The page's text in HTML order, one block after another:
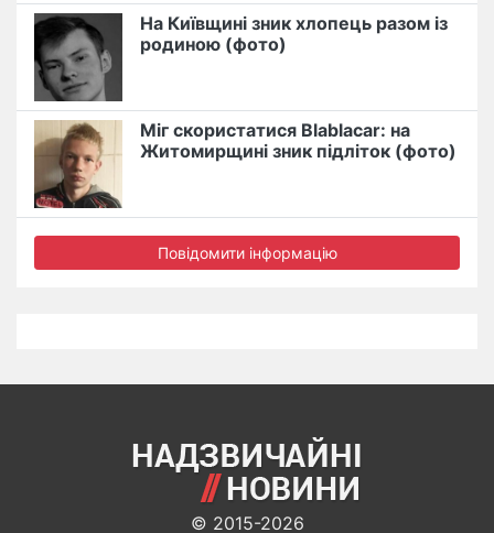
На Київщині зник хлопець разом із
родиною (фото)
Міг скористатися Blablacar: на
Житомирщині зник підліток (фото)
Повідомити інформацію
© 2015-2026